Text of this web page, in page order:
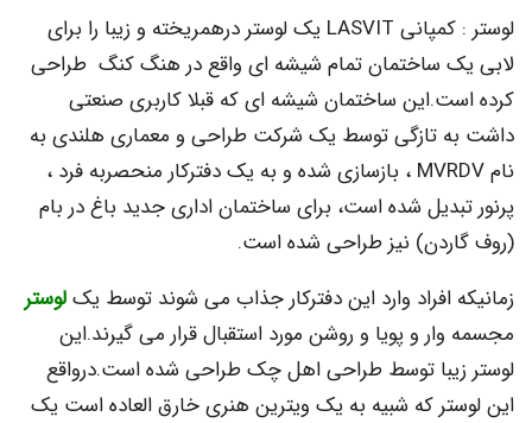
لوستر : کمپانی LASVIT یک لوستر درهمریخته و زیبا را برای
ساختمان تمام شیشه ای واقع در هنگ کنگ طراحی
ساختمان شیشه ای که قبلا کاربری صنعتی
تازگی توسط یک شرکت طراحی و معماری هلندی به
نام MVRDV ، بازسازی شده و به یک دفترکار منحصربه فرد ،
شده است، برای ساختمان اداری جدید باغ در بام
نیز طراحی شده است.
افراد وارد این دفترکار جذاب می شوند توسط یکلوستر
و پویا و روشن مورد استقبال قرار می گیرند.این
توسط طراحی اهل چک طراحی شده است.درواقع
که شبیه به یک ویترین هنری خارق العاده است یک